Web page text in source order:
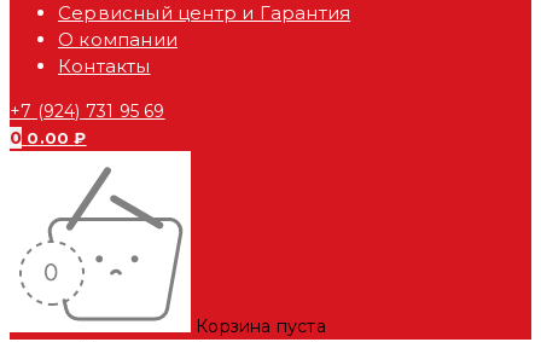
Сервисный центр и Гарантия
О компании
Контакты
+7 (924) 731 95 69
0 0.00₽
Корзина пуста